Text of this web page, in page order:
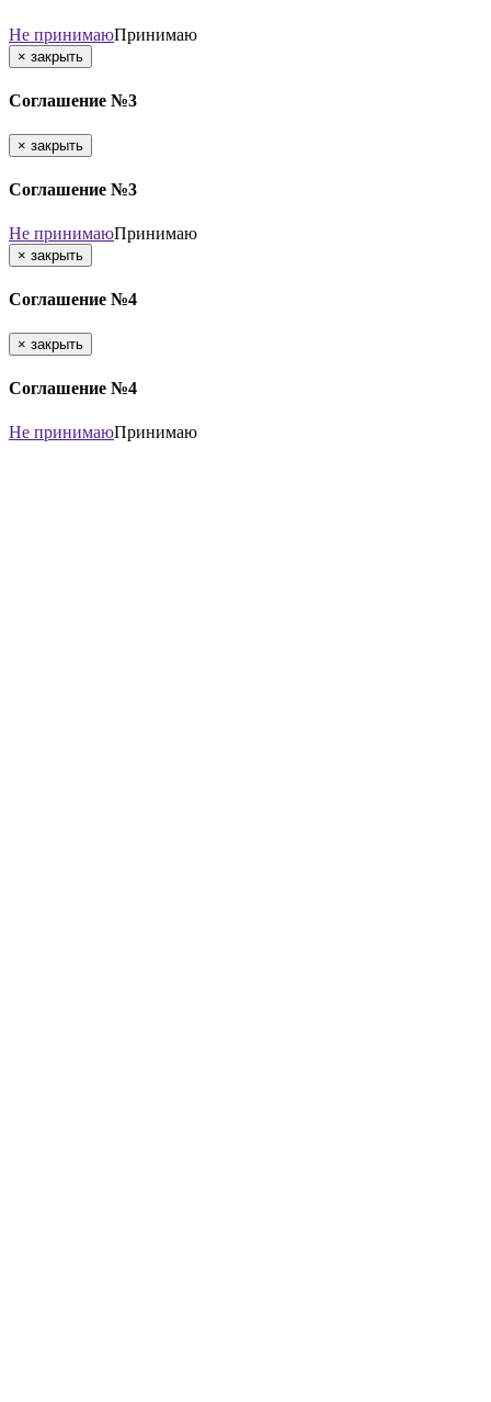
Не принимаюПринимаю
× закрыть
Соглашение №3
× закрыть
Соглашение №3
Не принимаюПринимаю
× закрыть
Соглашение №4
× закрыть
Соглашение №4
Не принимаюПринимаю